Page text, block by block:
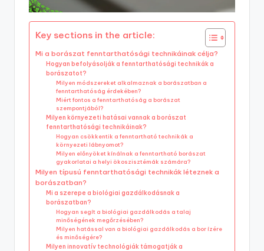
Key sections in the article:
Mi a borászat fenntarthatósági technikáinak célja?
Hogyan befolyásolják a fenntarthatósági technikák a
borászatot?
Milyen módszereket alkalmaznak a borászatban a
fenntarthatóság érdekében?
Miért fontos a fenntarthatóság a borászat
szempontjából?
Milyen környezeti hatásai vannak a borászat
fenntarthatósági technikáinak?
Hogyan csökkentik a fenntartható technikák a
környezeti lábnyomot?
Milyen előnyöket kínálnak a fenntartható borászat
gyakorlatai a helyi ökoszisztémák számára?
Milyen típusú fenntarthatósági technikák léteznek a
borászatban?
Mi a szerepe a biológiai gazdálkodásnak a
borászatban?
Hogyan segít a biológiai gazdálkodás a talaj
minőségének megőrzésében?
Milyen hatással van a biológiai gazdálkodás a bor ízére
és minőségére?
Milyen innovatív technológiák támogatják a